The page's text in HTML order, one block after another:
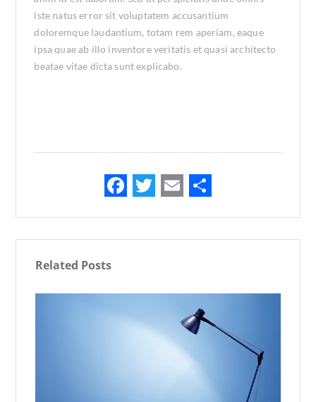
iste natus error sit voluptatem accusantium
doloremque laudantium, totam rem aperiam, eaque
ipsa quae ab illo inventore veritatis et quasi architecto
beatae vitae dicta sunt explicabo.
F
o
k
T
E
Related Posts